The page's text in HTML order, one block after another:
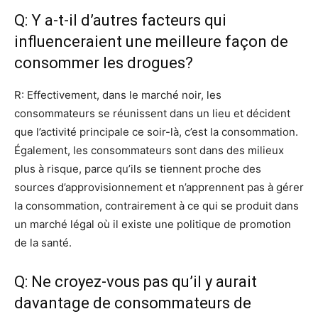
Q: Y a-t-il d’autres facteurs qui
influenceraient une meilleure façon de
consommer les drogues?
R: Effectivement, dans le marché noir, les
consommateurs se réunissent dans un lieu et décident
que l’activité principale ce soir-là, c’est la consommation.
Également, les consommateurs sont dans des milieux
plus à risque, parce qu’ils se tiennent proche des
sources d’approvisionnement et n’apprennent pas à gérer
la consommation, contrairement à ce qui se produit dans
un marché légal où il existe une politique de promotion
de la santé.
Q: Ne croyez-vous pas qu’il y aurait
davantage de consommateurs de